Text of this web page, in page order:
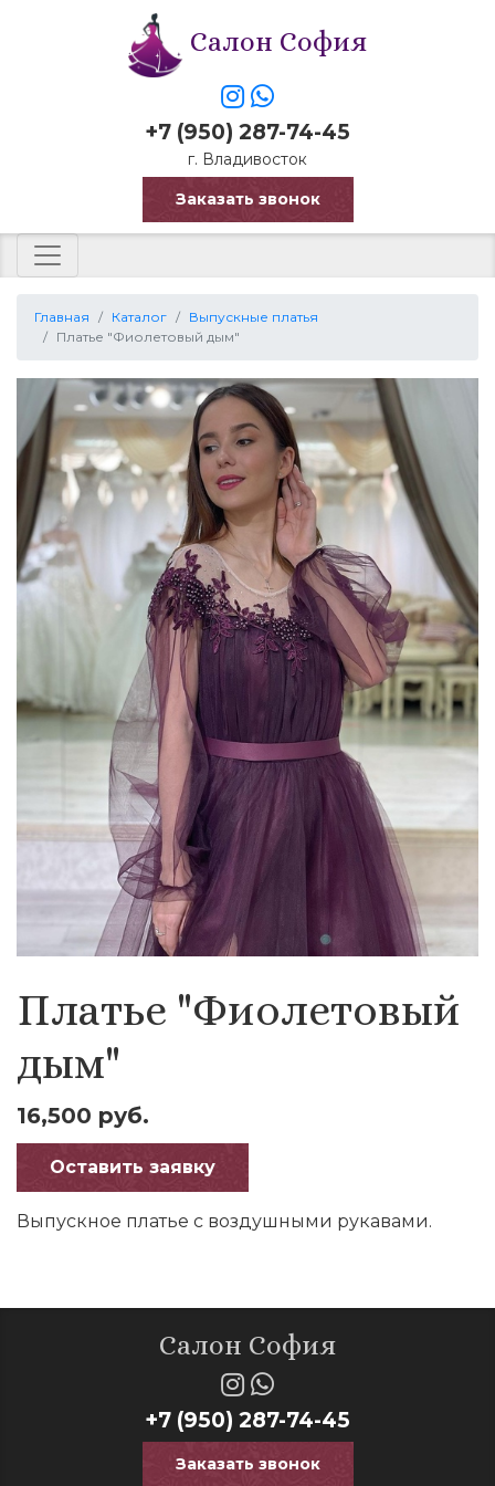
Салон София
+7 (950) 287-74-45
г. Владивосток
Заказать звонок
Главная Каталог
Выпускные платья
Платье "Фиолетовый дым"
Платье "Фиолетовый
дым"
16,500 руб.
Оставить заявку
Выпускное платье с воздушными рукавами.
Салон София
+7 (950) 287-74-45
Заказать звонок